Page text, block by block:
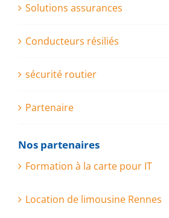
Solutions assurances
Conducteurs résiliés
sécurité routier
Partenaire
Nos partenaires
Formation à la carte pour IT
Location de limousine Rennes